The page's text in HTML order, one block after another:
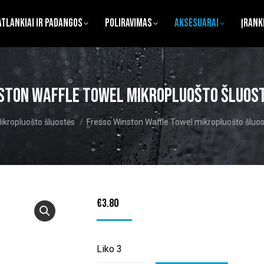
ir Padangos Poliravimas Aksesuarai
Waffle Towel mikropluošto
šluostės Fresso Winston Waffle Towel mikropluošto
€3.80
Liko 3